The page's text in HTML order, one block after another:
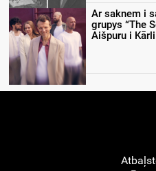
Ar saknem i
grupys “The
Aišpuru i